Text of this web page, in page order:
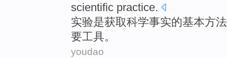
scientific practice.
实验是获取科学事实的基本方法
要工具。
youdao